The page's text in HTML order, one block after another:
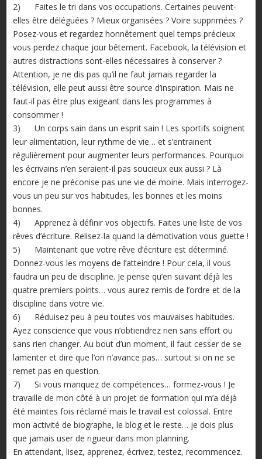
2) Faites le tri dans vos occupations. Certaines peuvent-
elles être déléguées ? Mieux organisées ? Voire supprimées ?
Posez-vous et regardez honnêtement quel temps précieux
vous perdez chaque jour bêtement. Facebook, la télévision et
autres distractions sont-elles nécessaires à conserver ?
Attention, je ne dis pas qu’il ne faut jamais regarder la
télévision, elle peut aussi être source d’inspiration. Mais ne
faut-il pas être plus exigeant dans les programmes à
consommer !
3) Un corps sain dans un esprit sain ! Les sportifs soignent
leur alimentation, leur rythme de vie… et s’entrainent
régulièrement pour augmenter leurs performances. Pourquoi
les écrivains n’en seraient-il pas soucieux eux aussi ? Là
encore je ne préconise pas une vie de moine. Mais interrogez-
vous un peu sur vos habitudes, les bonnes et les moins
bonnes.
4) Apprenez à définir vos objectifs. Faites une liste de vos
rêves d’écriture. Relisez-la quand la démotivation vous guette !
5) Maintenant que votre rêve d’écriture est déterminé.
Donnez-vous les moyens de l’atteindre ! Pour cela, il vous
faudra un peu de discipline. Je pense qu’en suivant déjà les
quatre premiers points… vous aurez remis de l’ordre et de la
discipline dans votre vie.
6) Réduisez peu à peu toutes vos mauvaises habitudes.
Ayez conscience que vous n’obtiendrez rien sans effort ou
sans rien changer. Au bout d’un moment, il faut cesser de se
lamenter et dire que l’on n’avance pas… surtout si on ne se
remet pas en question.
7) Si vous manquez de compétences… formez-vous ! Je
travaille de mon côté à un projet de formation qui m’a déjà
été maintes fois réclamé mais le travail est colossal. Entre
mon activité de biographe, le blog et le reste… je dois plus
que jamais user de rigueur dans mon planning.
En attendant, lisez, apprenez, écrivez, testez, recommencez.